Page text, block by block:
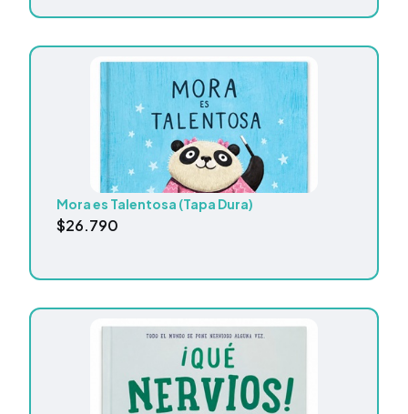
Mora es Talentosa (Tapa Dura)
$26.790